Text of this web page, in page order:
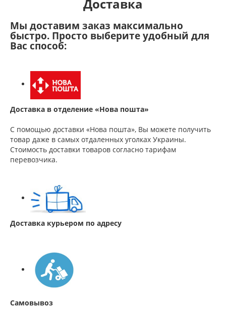
Доставка
Мы доставим заказ максимально
быстро. Просто выберите удобный для
Вас способ:
Доставка в отделение «Нова пошта»
С помощью доставки «Нова пошта», Вы можете получить
товар даже в самых отдаленных уголках Украины.
Стоимость доставки товаров согласно тарифам
перевозчика.
Доставка курьером по адресу
Самовывоз